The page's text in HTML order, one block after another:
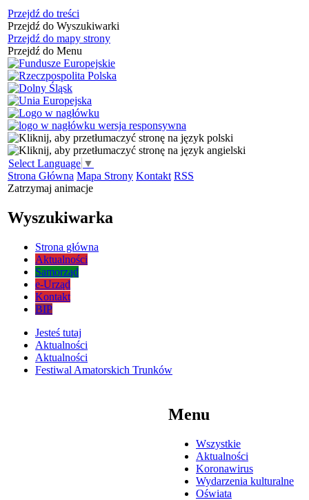
Przejdź do treści
Przejdź do Wyszukiwarki
Przejdź do mapy strony
Przejdź do Menu
Select Language ▼
Strona Główna Mapa Strony Kontakt RSS
Zatrzymaj animacje
Wyszukiwarka
Strona główna
Aktualności
Samorząd
e-Urząd
Kontakt
BIP
Jesteś tutaj
Aktualności
Aktualności
Festiwal Amatorskich Trunków
Menu
Wszystkie
Aktualności
Koronawirus
Wydarzenia kulturalne
Oświata